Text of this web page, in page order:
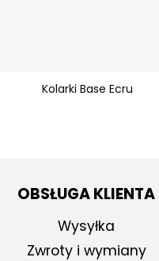
Kolarki Base Ecru
OBSŁUGA KLIENTA
Wysyłka
Zwroty i wymiany